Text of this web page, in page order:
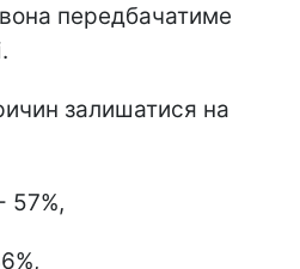
передбачатиме
залишатися на
57%,